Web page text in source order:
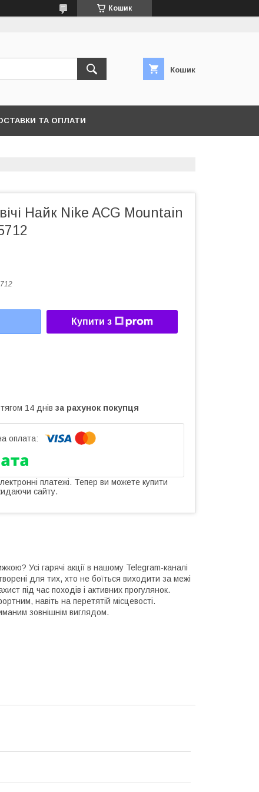
Кошик
Кошик
ТА ОПЛАТИ
Найк Nike ACG Mountain
Купити з
14 днів за рахунок покупця
платежі. Тепер ви можете купити
сайту.
Усі гарячі акції в нашому Telegram-каналі
для тих, хто не боїться виходити за межі
під час походів і активних прогулянок.
навіть на перетятій місцевості.
зовнішнім виглядом.